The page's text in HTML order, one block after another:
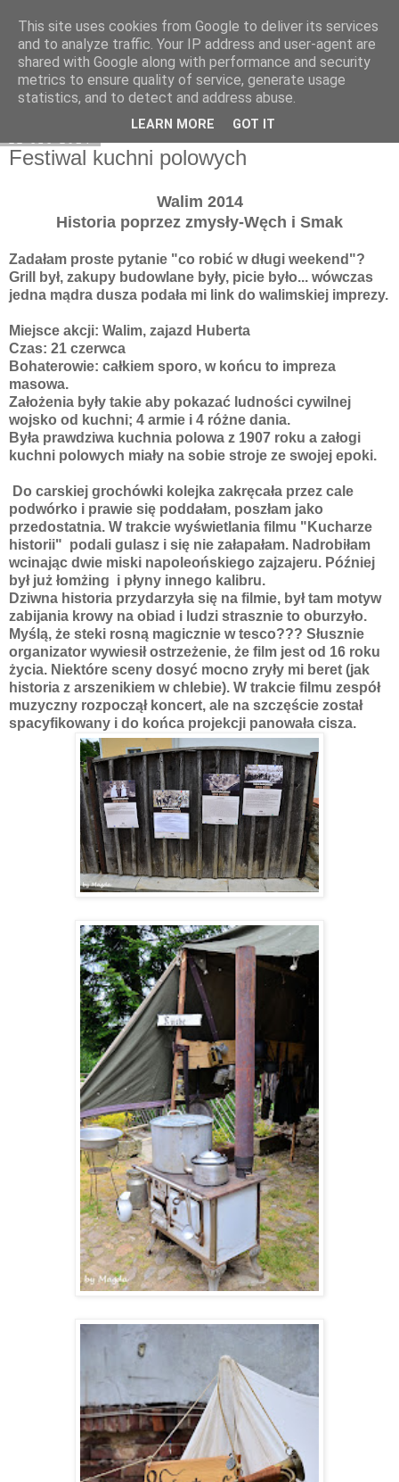
Moje miejsce
Festiwal kuchni polowych
Walim 2014
Historia poprzez zmysły-Węch i Smak
Zadałam proste pytanie "co robić w długi weekend"?
Grill był, zakupy budowlane były, picie było... wówczas
jedna mądra dusza podała mi link do walimskiej imprezy.
Miejsce akcji: Walim, zajazd Huberta
Czas: 21 czerwca
Bohaterowie: całkiem sporo, w końcu to impreza
masowa.
Założenia były takie aby pokazać ludności cywilnej
wojsko od kuchni; 4 armie i 4 różne dania.
Była prawdziwa kuchnia polowa z 1907 roku a załogi
kuchni polowych miały na sobie stroje ze swojej epoki.
Do carskiej grochówki kolejka zakręcała przez cale
podwórko i prawie się poddałam, poszłam jako
przedostatnia. W trakcie wyświetlania filmu "Kucharze
historii" podali gulasz i się nie załapałam. Nadrobiłam
wcinając dwie miski napoleońskiego zajzajeru. Później
był już łomżing i płyny innego kalibru.
Dziwna historia przydarzyła się na filmie, był tam motyw
zabijania krowy na obiad i ludzi strasznie to oburzyło.
Myślą, że steki rosną magicznie w tesco??? Słusznie
organizator wywiesił ostrzeżenie, że film jest od 16 roku
życia. Niektóre sceny dosyć mocno zryły mi beret (jak
historia z arszenikiem w chlebie). W trakcie filmu zespół
muzyczny rozpoczął koncert, ale na szczęście został
spacyfikowany i do końca projekcji panowała cisza.
This site uses cookies from Google to deliver its services
and to analyze traffic. Your IP address and user-agent are
shared with Google along with performance and security
metrics to ensure quality of service, generate usage
statistics, and to detect and address abuse.
LEARN MORE GOT IT